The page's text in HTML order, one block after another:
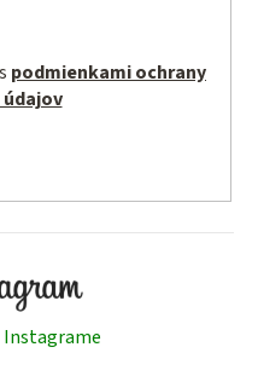
podmienkami ochrany
Instagrame